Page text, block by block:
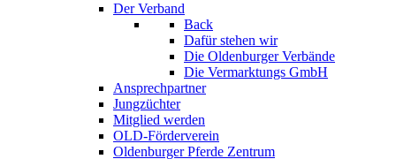
Der Verband
Back
Dafür stehen wir
Die Oldenburger Verbände
Die Vermarktungs GmbH
Ansprechpartner
Jungzüchter
Mitglied werden
OLD-Förderverein
Oldenburger Pferde Zentrum